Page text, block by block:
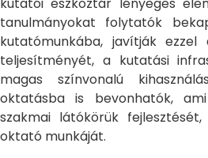
tanulmányokat folytatók
kutatómunkába, javítják
teljesítményét, a kutatási
magas színvonalú
oktatásba is bevonhatók,
szakmai látókörük
oktató munkáját.